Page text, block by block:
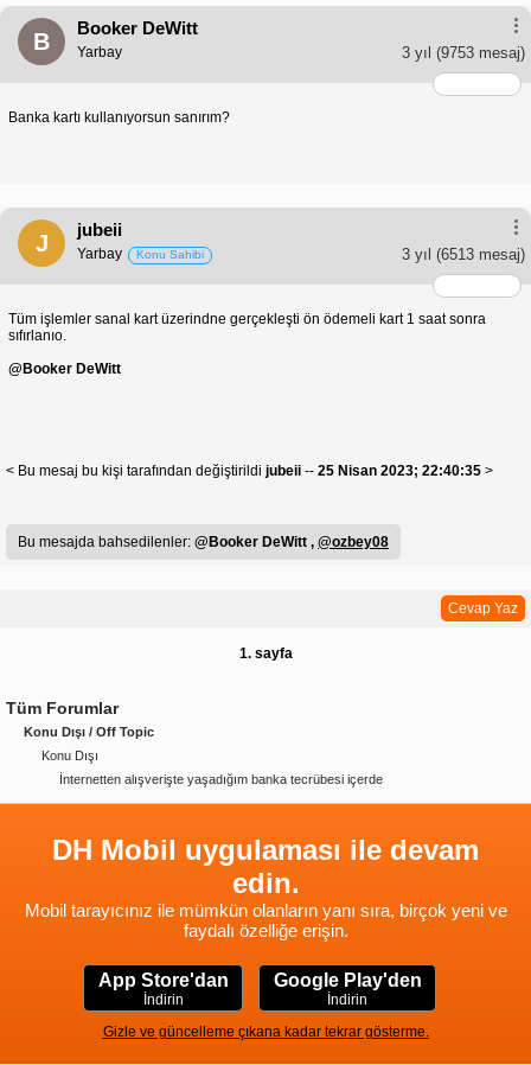
B
Booker DeWitt
3 yıl (9753 mesaj)
Yarbay
Banka kartı kullanıyorsun sanırım?
J
jubeii
3 yıl (6513 mesaj)
Yarbay Konu Sahibi
Tüm işlemler sanal kart üzerindne gerçekleşti ön ödemeli kart 1 saat sonra
sıfırlanıo.
@Booker DeWitt
< Bu mesaj bu kişi tarafından değiştirildi jubeii -- 25 Nisan 2023; 22:40:35 >
Bu mesajda bahsedilenler: @Booker DeWitt , @ozbey08
Cevap Yaz
1. sayfa
Tüm Forumlar
Konu Dışı / Off Topic
Konu Dışı
İnternetten alışverişte yaşadığım banka tecrübesi içerde
DH Mobil uygulaması ile devam
edin.
Mobil tarayıcınız ile mümkün olanların yanı sıra, birçok yeni ve
faydalı özelliğe erişin.
App Store'dan
İndirin
Google Play'den
İndirin
Gizle ve güncelleme çıkana kadar tekrar gösterme.